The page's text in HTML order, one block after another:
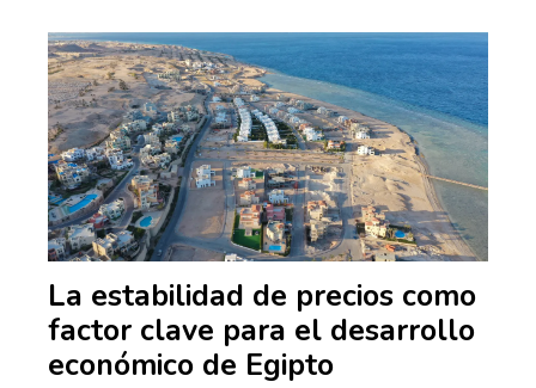
La estabilidad de precios como
factor clave para el desarrollo
económico de Egipto